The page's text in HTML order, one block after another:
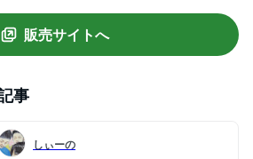
料無料(北海道、沖縄、
販売サイトへ
事
しぃーの